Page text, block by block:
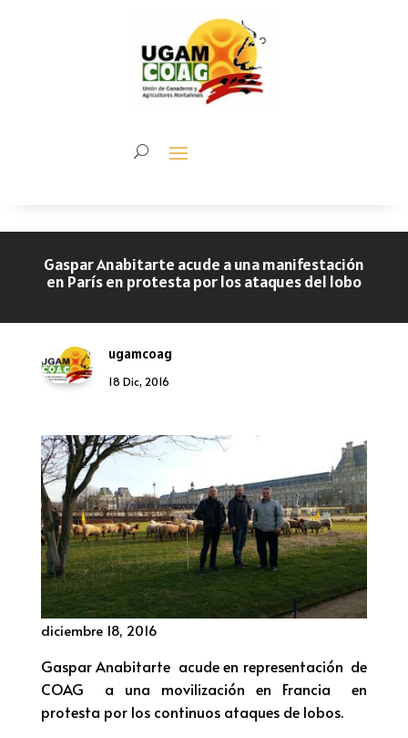
Gaspar Anabitarte acude a una manifestación
en París en protesta por los ataques del lobo
ugamcoag
18 Dic, 2016
diciembre 18, 2016
Gaspar Anabitarte acude en representación de
COAG a una movilización en Francia en
protesta por los continuos ataques de lobos.